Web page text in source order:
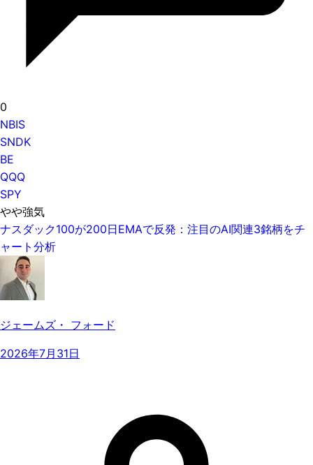
0
NBIS
SNDK
BE
QQQ
SPY
やや強気
ナスダック100が200日EMAで反発：注目のAI関連3銘柄をチ
ャート分析
ジェームズ・ フォード
2026年7月31日